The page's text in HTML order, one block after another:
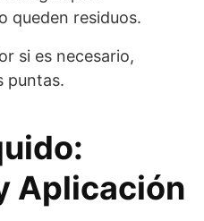
queden residuos.
si es necesario,
puntas.
Aplicación